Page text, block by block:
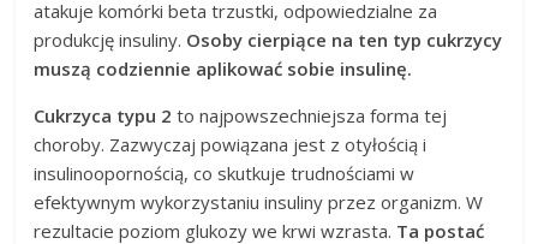
atakuje komórki beta trzustki, odpowiedzialne za
produkcję insuliny. Osoby cierpiące na ten typ cukrzycy
muszą codziennie aplikować sobie insulinę.
Cukrzyca typu 2 to najpowszechniejsza forma tej
choroby. Zazwyczaj powiązana jest z otyłością i
insulinoopornością, co skutkuje trudnościami w
efektywnym wykorzystaniu insuliny przez organizm. W
rezultacie poziom glukozy we krwi wzrasta. Ta postać